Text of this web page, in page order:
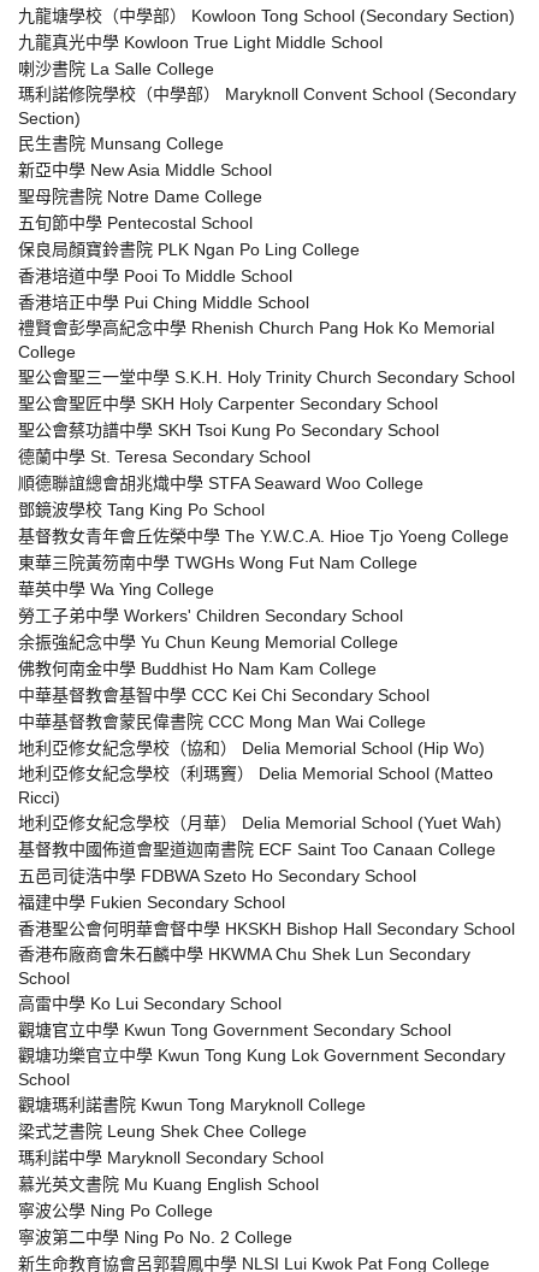
九龍塘學校（中學部） Kowloon Tong School (Secondary Section)
九龍真光中學 Kowloon True Light Middle School
喇沙書院 La Salle College
瑪利諾修院學校（中學部） Maryknoll Convent School (Secondary
Section)
民生書院 Munsang College
新亞中學 New Asia Middle School
聖母院書院 Notre Dame College
五旬節中學 Pentecostal School
保良局顏寶鈴書院 PLK Ngan Po Ling College
香港培道中學 Pooi To Middle School
香港培正中學 Pui Ching Middle School
禮賢會彭學高紀念中學 Rhenish Church Pang Hok Ko Memorial
College
聖公會聖三一堂中學 S.K.H. Holy Trinity Church Secondary School
聖公會聖匠中學 SKH Holy Carpenter Secondary School
聖公會蔡功譜中學 SKH Tsoi Kung Po Secondary School
德蘭中學 St. Teresa Secondary School
順德聯誼總會胡兆熾中學 STFA Seaward Woo College
鄧鏡波學校 Tang King Po School
基督教女青年會丘佐榮中學 The Y.W.C.A. Hioe Tjo Yoeng College
東華三院黃笏南中學 TWGHs Wong Fut Nam College
華英中學 Wa Ying College
勞工子弟中學 Workers' Children Secondary School
余振強紀念中學 Yu Chun Keung Memorial College
佛教何南金中學 Buddhist Ho Nam Kam College
中華基督教會基智中學 CCC Kei Chi Secondary School
中華基督教會蒙民偉書院 CCC Mong Man Wai College
地利亞修女紀念學校（協和） Delia Memorial School (Hip Wo)
地利亞修女紀念學校（利瑪竇） Delia Memorial School (Matteo
Ricci)
地利亞修女紀念學校（月華） Delia Memorial School (Yuet Wah)
基督教中國佈道會聖道迦南書院 ECF Saint Too Canaan College
五邑司徒浩中學 FDBWA Szeto Ho Secondary School
福建中學 Fukien Secondary School
香港聖公會何明華會督中學 HKSKH Bishop Hall Secondary School
香港布廠商會朱石麟中學 HKWMA Chu Shek Lun Secondary
School
高雷中學 Ko Lui Secondary School
觀塘官立中學 Kwun Tong Government Secondary School
觀塘功樂官立中學 Kwun Tong Kung Lok Government Secondary
School
觀塘瑪利諾書院 Kwun Tong Maryknoll College
梁式芝書院 Leung Shek Chee College
瑪利諾中學 Maryknoll Secondary School
慕光英文書院 Mu Kuang English School
寧波公學 Ning Po College
寧波第二中學 Ning Po No. 2 College
新生命教育協會呂郭碧鳳中學 NLSI Lui Kwok Pat Fong College